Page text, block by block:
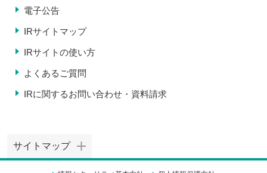
電子公告
IRサイトマップ
IRサイトの使い方
よくあるご質問
IRに関するお問い合わせ・ 資料請求
サイトマップ